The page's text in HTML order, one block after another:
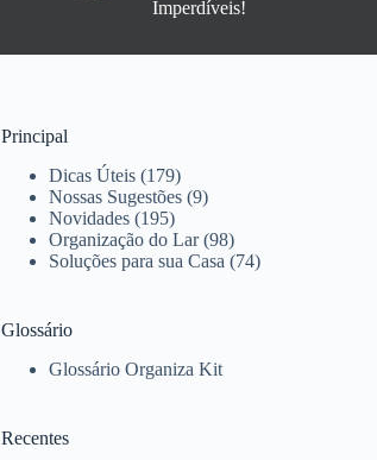
Imperdíveis!
Principal
Dicas Úteis (179)
Nossas Sugestões (9)
Novidades (195)
Organização do Lar(98)
Soluções para sua Casa (74)
Glossário
Glossário Organiza Kit
Recentes